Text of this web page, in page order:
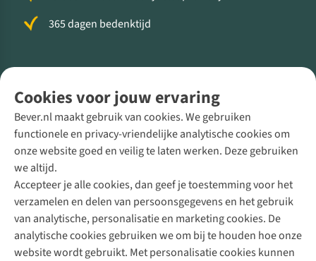
Cookies voor jouw ervaring
Bever.nl maakt gebruik van cookies. We gebruiken
functionele en privacy-vriendelijke analytische cookies om
onze website goed en veilig te laten werken. Deze gebruiken
we altijd.
Accepteer je alle cookies, dan geef je toestemming voor het
verzamelen en delen van persoonsgegevens en het gebruik
van analytische, personalisatie en marketing cookies. De
analytische cookies gebruiken we om bij te houden hoe onze
website wordt gebruikt. Met personalisatie cookies kunnen
365 dagen bedenktijd
Direct advies van een Buitenexpert
+31 (0)85 888 50 88
+31 6 12 28 49 80
Contactformulier